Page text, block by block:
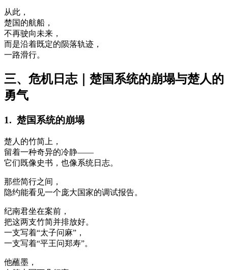
从此，
楚国的航船，
不再驶向未来，
而是沿着既定的陨落轨迹，
一路滑行。
三、危机日志｜楚国系统的崩塌与楚人的
勇气
1. 楚国系统的崩塌
楚人的竹简上，
留着一种奇异的冷静——
它们既像史书，也像系统日志。
那些简行之间，
隐约能看见一个庞大国家的调试报告。
纪南君坐在案前，
把这两支竹简并排放好。
一支写着“太子问麻”，
一支写着“平王问郑寿”。
他蘸墨，